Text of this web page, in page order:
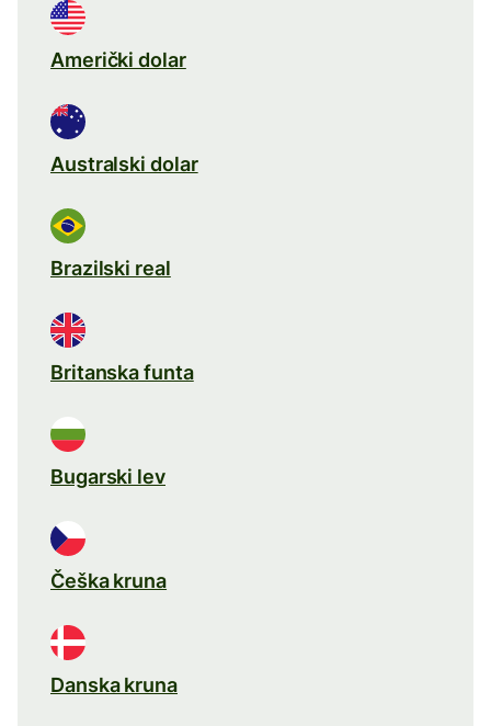
Američki dolar
Australski dolar
Brazilski real
Britanska funta
Bugarski lev
Češka kruna
Danska kruna